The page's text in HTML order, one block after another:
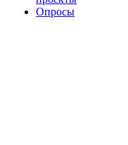
Опросы